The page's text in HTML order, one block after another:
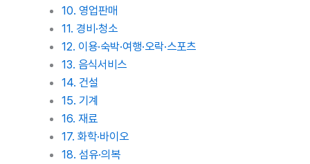
10. 영업판매
11. 경비·청소
12. 이용·숙박·여행·오락·스포츠
13. 음식서비스
14. 건설
15. 기계
16. 재료
17. 화학·바이오
18. 섬유·의복